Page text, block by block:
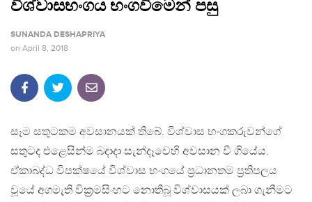
විශ්වාසභංගය භංගවීමෙන් පසු
SUNANDA DESHAPRIYA
on April 8, 2018
සෑම සතුටකම අවසානයක් තිබේ. විශ්වාස භංගකරුවන්ගේ
සතුටද එළෙසින්ම බදාදා සැන්දෑවෙහි අවසාන වී ගියේය.
ඒකාබද්ධ විපක්ෂයේ විශ්වාස භංගයේ ප්‍රධානතම ප්‍රතිපලය
වූයේ අගමැති වික්‍රමසිංහට නොතිබූ විශ්වාසයක් ලබා ගැනීමට